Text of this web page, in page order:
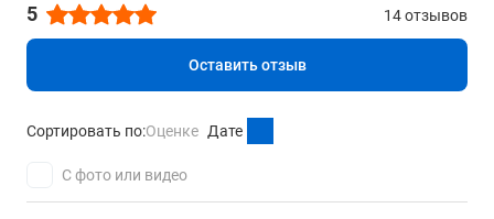
5 14 отзывов
Оставить отзыв
Сортировать по:Оценке Дате
С фото или видео